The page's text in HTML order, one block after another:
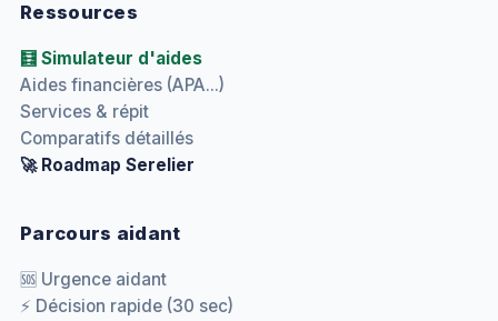
Ressources
🧮 Simulateur d'aides
Aides financières (APA...)
Services & répit
Comparatifs détaillés
🚀 Roadmap Serelier
Parcours aidant
🆘 Urgence aidant
⚡ Décision rapide (30 sec)